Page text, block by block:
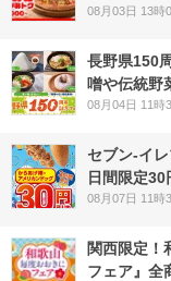
08月03日 13時
長野県150
噌や伝統野
08月04日 11時
セブン‐イ
日間限定30
08月07日 11時
関西限定！
フェア』全